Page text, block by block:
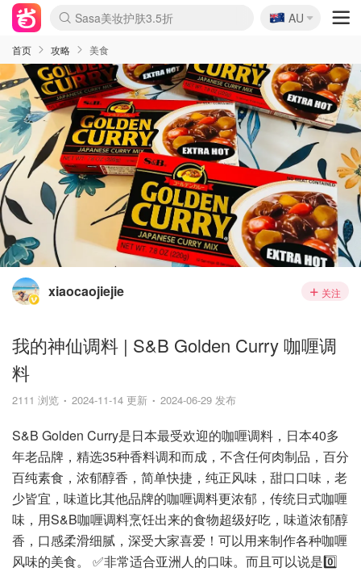
lululemon本周上新
Sasa美妆护肤3.5折
SSENSE年中3折
FreshBeauty好价汇总
Cettire降价+叠9折
Farfetch折上8折
WWS Coles超市实拍
viagogo二手票捡漏
Myer清仓1折起
The Outnet奢牌1折起
David Jones 3折起
Flannels大牌1折
Perfumes Club护肤1折
AMIRO返校季6.2折
Oweek抽奖送Airpods
Amazon折扣汇总
eToro入金$200送$50
Amazon数码好物
ICONIC本周7.5折
ThedoubleF高奢地板价
Moose Knuckles 6折
丝芙兰5折起
EUFY官网3.7折起
Selenichast首饰2折
Trip机票酒店促销
YSL送5件彩妆礼
Amazon家居好物
BIGBANG巡演开票
David Jones时尚3折
Amazon美妆护肤
雅漾大喷$8
过敏原检测盒$33
伊索独家赠50ml沐浴露
科颜氏送高保湿面霜
CW药房打折海报
SEALIFE海洋馆门票6折
丝塔芙大白罐$16
订阅Newsletter送香薰
Cult Beauty 6.8折
Harrods圣诞日历2.3折
LN-CC奢牌私促3折
d'Alba空姐喷雾$16
EVE LOM套装逆天2折
Bernardelli独家4折
Adore Beauty 6折起
CT圣诞日历
Mytheresa奢品2.7折
🇦🇺
AU
首页 攻略 美食
xiaocaojiejie 关注
我的神仙调料 | S&B Golden Curry 咖喱调
料
2111 浏览 2024-11-14 更新 2024-06-29 发布
S&B Golden Curry是日本最受欢迎的咖喱调料，日本40多
年老品牌，精选35种香料调和而成，不含任何肉制品，百分
百纯素食，浓郁醇香，简单快捷，纯正风味，甜口口味，老
少皆宜，味道比其他品牌的咖喱调料更浓郁，传统日式咖喱
味，用S&B咖喱调料烹饪出来的食物超级好吃，味道浓郁醇
香，口感柔滑细腻，深受大家喜爱！可以用来制作各种咖喱
风味的美食。 ✅非常适合亚洲人的口味。而且可以说是0️⃣